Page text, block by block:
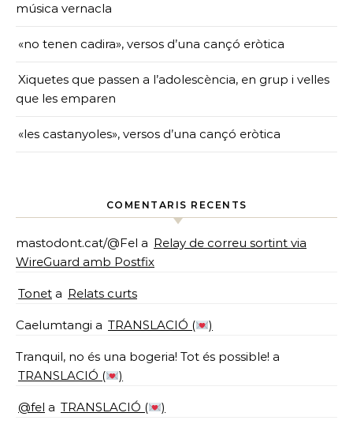
música vernacla
«no tenen cadira», versos d’una cançó eròtica
Xiquetes que passen a l’adolescència, en grup i velles
que les emparen
«les castanyoles», versos d’una cançó eròtica
COMENTARIS RECENTS
mastodont.cat/@Fel a Relay de correu sortint via
WireGuard amb Postfix
Tonet a Relats curts
Caelumtangi a TRANSLACIÓ ( )
Tranquil, no és una bogeria! Tot és possible! a
TRANSLACIÓ (
)
@fel a TRANSLACIÓ ( )